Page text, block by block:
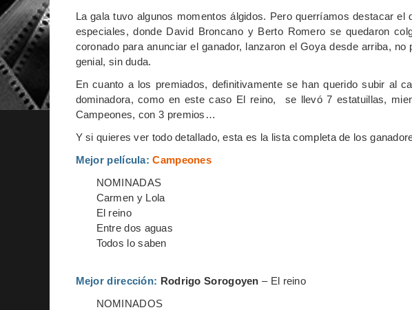
La gala tuvo algunos momentos álgidos. Pero querríamos destacar el
especiales, donde David Broncano y Berto Romero se quedaron
coronado para anunciar el ganador, lanzaron el Goya desde arriba,
genial, sin duda.
En cuanto a los premiados, definitivamente se han querido subir al
dominadora, como en este caso El reino, se llevó 7 estatuillas,
Campeones, con 3 premios…
Y si quieres ver todo detallado, esta es la lista completa de los
Mejor película:Campeones
NOMINADAS
Carmen y Lola
El reino
Entre dos aguas
Todos lo saben
Mejor dirección: Rodrigo Sorogoyen – El reino
NOMINADOS